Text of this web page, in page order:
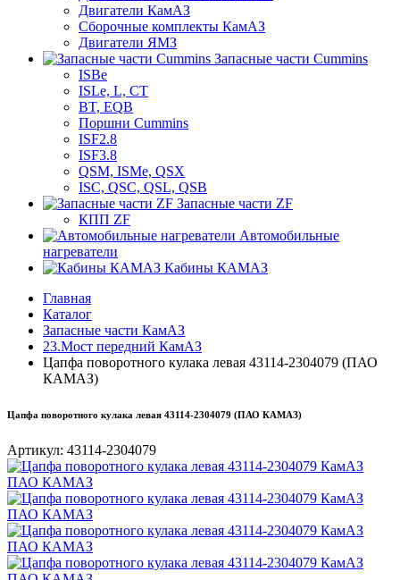
Двигатели КамАЗ
Сборочные комплекты КамАЗ
Двигатели ЯМЗ
Запасные части Cummins
ISBe
ISLe, L, CT
BT, EQB
Поршни Cummins
ISF2.8
ISF3.8
QSM, ISMe, QSX
ISC, QSC, QSL, QSB
Запасные части ZF
КПП ZF
Автомобильные
нагреватели
Кабины КАМАЗ
Главная
Каталог
Запасные части КамАЗ
23.Мост передний КамАЗ
Цапфа поворотного кулака левая 43114-2304079 (ПАО
КАМАЗ)
Цапфа поворотного кулака левая 43114-2304079 (ПАО КАМАЗ)
Артикул: 43114-2304079